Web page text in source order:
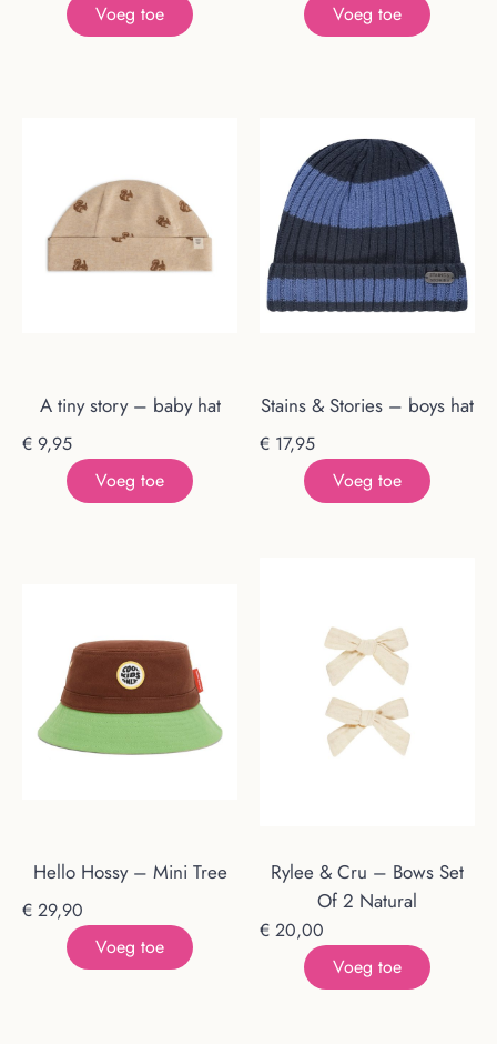
Voeg toe
Voeg toe
A tiny story – baby hat
€ 9,95
Voeg toe
Stains & Stories – boys hat
€ 17,95
Voeg toe
Hello Hossy – Mini Tree
€ 29,90
Voeg toe
Rylee & Cru – Bows Set
Of 2 Natural
€ 20,00
Voeg toe